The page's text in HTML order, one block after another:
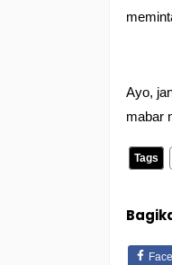
Ayo,
mabar
Tags